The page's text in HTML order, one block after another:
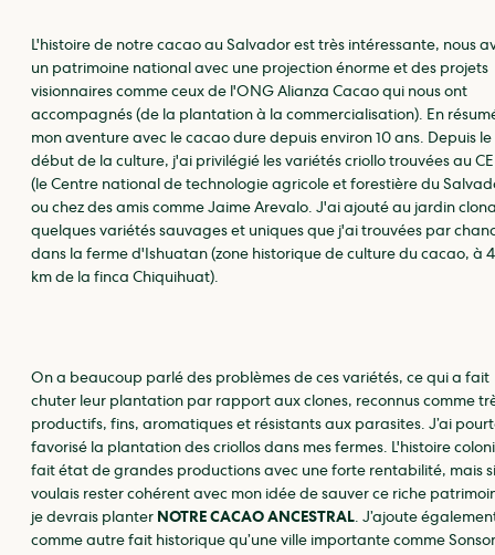
L'histoire de notre cacao au Salvador est très intéressante, nous
un patrimoine national avec une projection énorme et des projets
visionnaires comme ceux de l'ONG Alianza Cacao qui nous ont
accompagnés (de la plantation à la commercialisation). En
mon aventure avec le cacao dure depuis environ 10 ans. Depuis le
début de la culture, j'ai privilégié les variétés criollo trouvées au
(le Centre national de technologie agricole et forestière du
ou chez des amis comme Jaime Arevalo. J'ai ajouté au jardin
quelques variétés sauvages et uniques que j'ai trouvées par
dans la ferme d'Ishuatan (zone historique de culture du cacao, à
km de la finca Chiquihuat).
On a beaucoup parlé des problèmes de ces variétés, ce qui a fait
chuter leur plantation par rapport aux clones, reconnus comme
productifs, fins, aromatiques et résistants aux parasites. J’ai
favorisé la plantation des criollos dans mes fermes. L'histoire
fait état de grandes productions avec une forte rentabilité, mais
voulais rester cohérent avec mon idée de sauver ce riche
je devrais planter NOTRE CACAO ANCESTRAL. J’ajoute
comme autre fait historique qu’une ville importante comme